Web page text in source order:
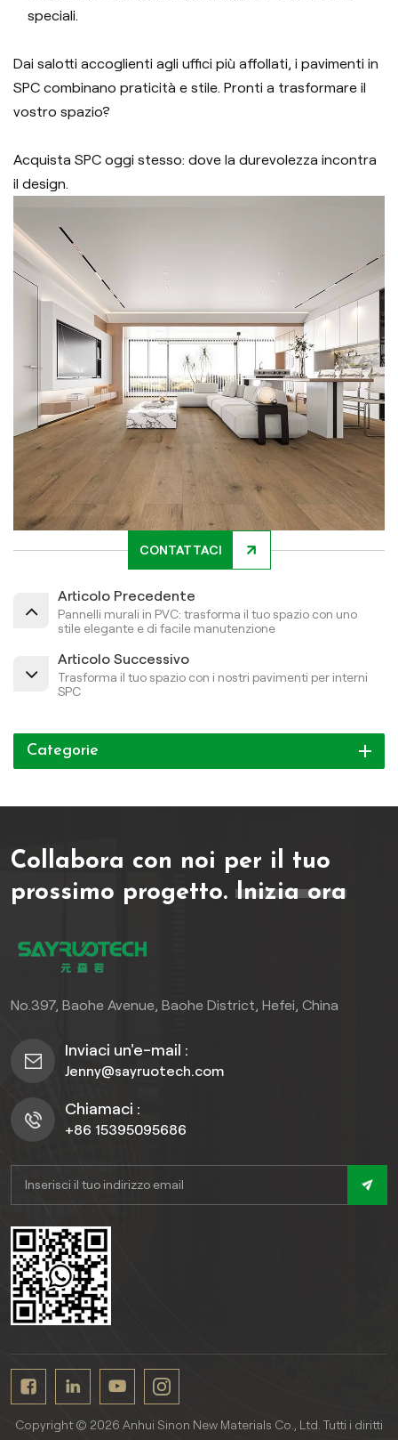
speciali.
Dai salotti accoglienti agli uffici più affollati, i pavimenti in
SPC combinano praticità e stile. Pronti a trasformare il
vostro spazio?
Acquista SPC oggi stesso: dove la durevolezza incontra
il design.
CONTATTACI
Articolo Precedente
Pannelli murali in PVC: trasforma il tuo spazio con uno
stile elegante e di facile manutenzione
Articolo Successivo
Trasforma il tuo spazio con i nostri pavimenti per interni
SPC
Categorie
Collabora con noi per il tuo
prossimo progetto. Inizia ora
No.397, Baohe Avenue, Baohe District, Hefei, China
Inviaci un'e-mail :
Jenny@sayruotech.com
Chiamaci :
+86 15395095686
Copyright © 2026 Anhui Sinon New Materials Co., Ltd. Tutti i diritti